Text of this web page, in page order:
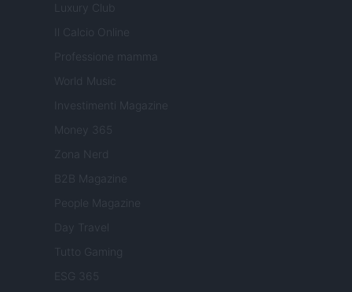
Luxury Club
Il Calcio Online
Professione mamma
World Music
Investimenti Magazine
Money 365
Zona Nerd
B2B Magazine
People Magazine
Day Travel
Tutto Gaming
ESG 365